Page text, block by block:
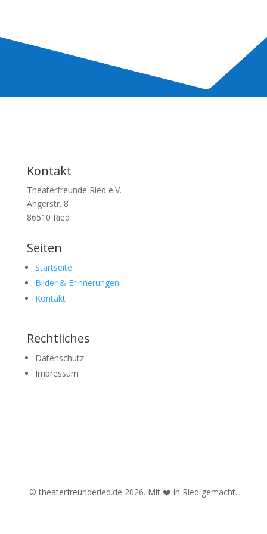
Kontakt
Theaterfreunde Ried e.V.
Angerstr. 8
86510 Ried
Seiten
Startseite
Bilder & Erinnerungen
Kontakt
Rechtliches
Datenschutz
Impressum
© theaterfreunderied.de 2026. Mit ❤️ in Ried gemacht.